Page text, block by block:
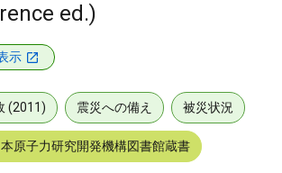
ed.)
示
(2011) 震災への備え 被災状況
原子力研究開発機構図書館蔵書